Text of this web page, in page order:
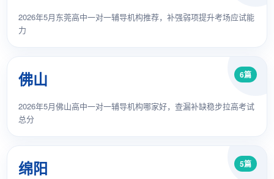
2026年5月东莞高中一对一辅导机构推荐，补强弱项提升考场应试能
力
佛山 6篇
2026年5月佛山高中一对一辅导机构哪家好，查漏补缺稳步拉高考试
总分
绵阳 5篇